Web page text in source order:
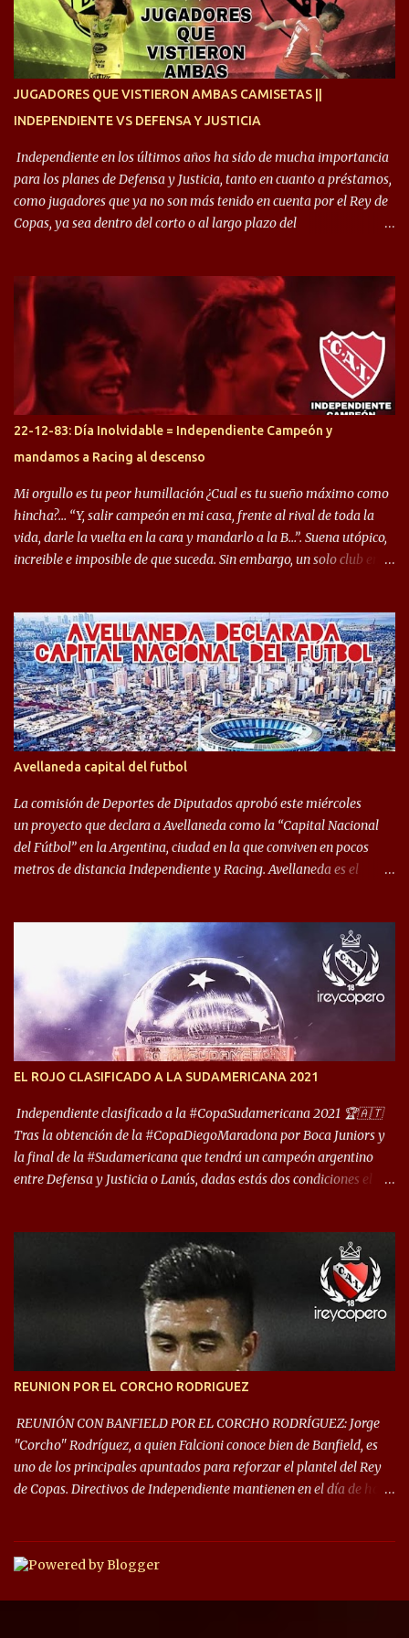
hincha”. 🎙️“El equipo hizo un gran trabajo, quedó demostrado en el
resultado. Es nuestro segundo partido, en la pretemporada nos
enfocamos en la preparación física. El grupo está encontrando la
JUGADORES QUE VISTIERON AMBAS CAMISETAS ||
INDEPENDIENTE VS DEFENSA Y JUSTICIA
Independiente en los últimos años ha sido de mucha importancia
para los planes de Defensa y Justicia, tanto en cuanto a préstamos,
como jugadores que ya no son más tenido en cuenta por el Rey de
Copas, ya sea dentro del corto o al largo plazo del
Halcón de Varela, como lo es Brian Romero, quien paso a
préstamo allí durante el último mercado de pases y ha rendido de
gran manera, convirtiendo goles importantes, sobre todo en la
copa sudamericana. Pero no sucedió lo mismo en cuanto al
rendimiento que ha producido en el Rojo. Pasando a jugadores que
jugaron en Defensa y ahora están en el rojo, tenemos a la dupla
Gastón Togni y Domingo Blanco, donde ambos explotaron
futbolísticamente hablando en el equipo de Varela, donde, por
ejemplo, el caso de Mingo llego a ser tenido en cuenta para el
Seleccionado Argentino, rendimiento que aún no ha logrado
mostrar en Independiente. En e...
22-12-83: Día Inolvidable = Independiente Campeón y
mandamos a Racing al descenso
Mi orgullo es tu peor humillación ¿Cual es tu sueño máximo como
hincha?… “Y, salir campeón en mi casa, frente al rival de toda la
vida, darle la vuelta en la cara y mandarlo a la B…”. Suena utópico,
increible e imposible de que suceda. Sin embargo, un solo club en el
campeonato del '83 año consagratorio para el Rojo y, por el otro, el
haber mandado al descenso a su eterno rival. 22 de diciembre de
1983 es una fecha que pocos hinchas de Independiente pueden
dejar en el olvido. Es que ese día, el "Rojo" derrotó a Racing por 2 a
0, se consagró campeón y, además, mandó al descenso a su eterno
rival. El clásico de Avellaneda marcó el epílogo del campeonato,
algo totalmente inusual para estas épocas, donde la violencia no
permite encuentros de riesgo sobre el final de los torneos. En la
década del ochenta y con una democracia flo...
Avellaneda capital del futbol
La comisión de Deportes de Diputados aprobó este miércoles
un proyecto que declara a Avellaneda como la “Capital Nacional
del Fútbol” en la Argentina, ciudad en la que conviven en pocos
metros de distancia Independiente y Racing. Avellaneda es el
Libertadores de América) los distancian solo 150 metros. Por ello
son protagonistas de un clásico de los más picantes del fútbol
argentino. De ella también forma parte Arsenal, equipo que
transitó por la primera división del fútbol local durante muchos
años. Dock Sud es otro de los que comparten esas tierras, aunque el
foco de atención es la convivencia Independiente - Racing. “No
deporte”, afirmó Facundo Moyano. “Creo que Avellaneda...
EL ROJO CLASIFICADO A LA SUDAMERICANA 2021
Independiente clasificado a la #CopaSudamericana 2021 🏆🇦🇹
Tras la obtención de la #CopaDiegoMaradona por Boca Juniors y
la final de la #Sudamericana que tendrá un campeón argentino
entre Defensa y Justicia o Lanús, dadas estás dos condiciones el
que iniciará en fase de grupos con 6 partidos, de los cuales sólo los
primeros de cada grupo jugarán los 8vos. con los 3ros. mejores de
las fases de grupos de la #CopaLibertadores 2021. ¡Este año hay
noche de Copas Rey! ⚽🇦🇹👑🏆.
REUNION POR EL CORCHO RODRIGUEZ
REUNIÓN CON BANFIELD POR EL CORCHO RODRÍGUEZ: Jorge
"Corcho" Rodríguez, a quien Falcioni conoce bien de Banfield, es
uno de los principales apuntados para reforzar el plantel del Rey
de Copas. Directivos de Independiente mantienen en el día de hoy
préstamo con opción de compra pero, por lo que se sabe, Banfield
busca vender al menos el 50% del pase por una cifra cercana a los
1,5 millones de dólares. El volante central titular del Banfield y